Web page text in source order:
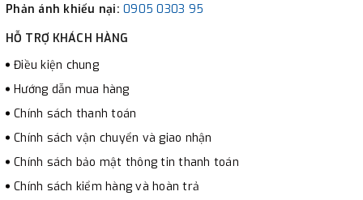
Phản ánh khiếu nại: 0905 0303 95
HỖ TRỢ KHÁCH HÀNG
Điều kiện chung
Hướng dẫn mua hàng
Chính sách thanh toán
Chính sách vận chuyển và giao nhận
Chính sách bảo mật thông tin thanh toán
Chính sách kiểm hàng và hoàn trả